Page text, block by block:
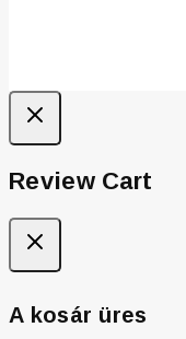
Review Cart
A kosár üres